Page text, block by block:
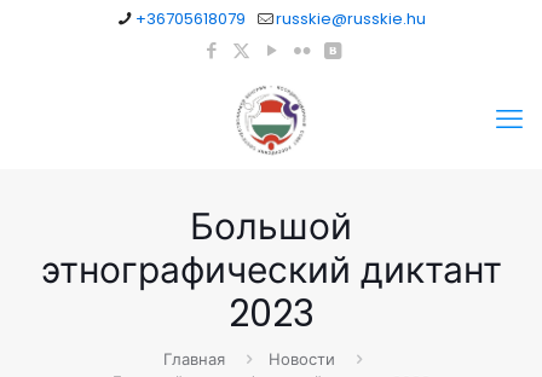
+36705618079 russkie@russkie.hu
Большой
этнографический диктант
2023
Главная
Новости